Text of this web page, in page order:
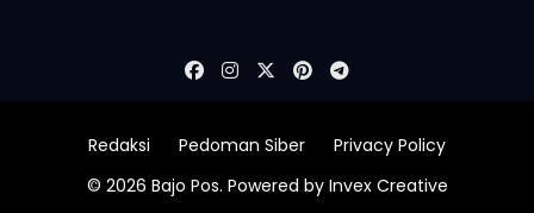
Redaksi Pedoman Siber
Privacy Policy
© 2026 Bajo Pos. Powered by Invex Creative